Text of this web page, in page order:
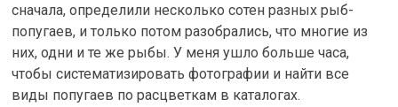
сначала, определили несколько сотен разных рыб-
попугаев, и только потом разобрались, что многие из
них, одни и те же рыбы. У меня ушло больше часа,
чтобы систематизировать фотографии и найти все
виды попугаев по расцветкам в каталогах.